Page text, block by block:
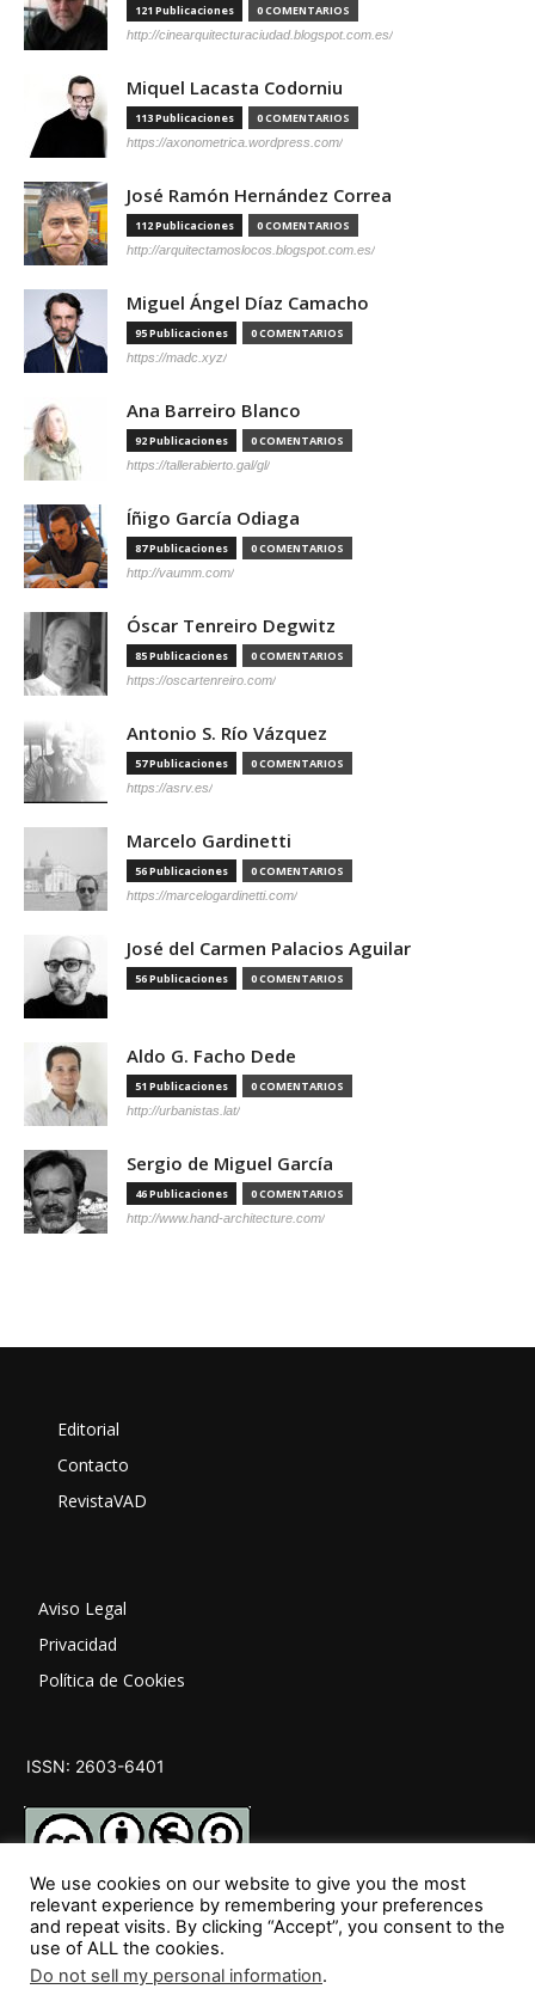
121 Publicaciones 0 COMENTARIOS
http://cinearquitecturaciudad.blogspot.com.es/
Miquel Lacasta Codorniu
113 Publicaciones 0 COMENTARIOS
https://axonometrica.wordpress.com/
José Ramón Hernández Correa
112 Publicaciones 0 COMENTARIOS
http://arquitectamoslocos.blogspot.com.es/
Miguel Ángel Díaz Camacho
95 Publicaciones 0 COMENTARIOS
https://madc.xyz/
Ana Barreiro Blanco
92 Publicaciones 0 COMENTARIOS
https://tallerabierto.gal/gl/
Íñigo García Odiaga
87 Publicaciones 0 COMENTARIOS
http://vaumm.com/
Óscar Tenreiro Degwitz
85 Publicaciones 0 COMENTARIOS
https://oscartenreiro.com/
Antonio S. Río Vázquez
57 Publicaciones 0 COMENTARIOS
https://asrv.es/
Marcelo Gardinetti
56 Publicaciones 0 COMENTARIOS
https://marcelogardinetti.com/
José del Carmen Palacios Aguilar
56 Publicaciones 0 COMENTARIOS
Aldo G. Facho Dede
51 Publicaciones 0 COMENTARIOS
http://urbanistas.lat/
Sergio de Miguel García
46 Publicaciones 0 COMENTARIOS
http://www.hand-architecture.com/
Editorial
Contacto
RevistaVAD
Aviso Legal
Privacidad
Política de Cookies
ISSN: 2603-6401
SÍGUENOS
We use cookies on our website to give you the most
relevant experience by remembering your preferences
and repeat visits. By clicking “Accept”, you consent to the
use of ALL the cookies.
Do not sell my personal information.